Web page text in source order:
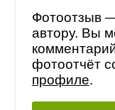
Фотоотзыв
автору. Вы
фотоотчёт
профиле.